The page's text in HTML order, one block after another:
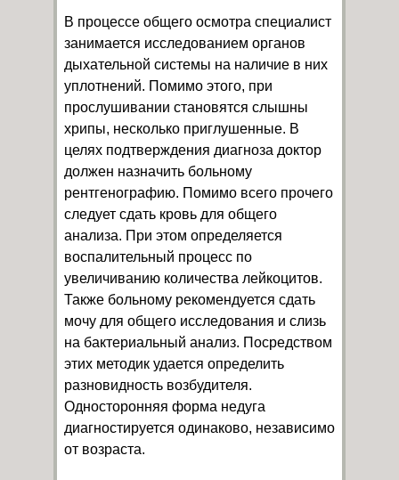
В процессе общего осмотра специалист
занимается исследованием органов
дыхательной системы на наличие в них
уплотнений. Помимо этого, при
прослушивании становятся слышны
хрипы, несколько приглушенные. В
целях подтверждения диагноза доктор
должен назначить больному
рентгенографию. Помимо всего прочего
следует сдать кровь для общего
анализа. При этом определяется
воспалительный процесс по
увеличиванию количества лейкоцитов.
Также больному рекомендуется сдать
мочу для общего исследования и слизь
на бактериальный анализ. Посредством
этих методик удается определить
разновидность возбудителя.
Односторонняя форма недуга
диагностируется одинаково, независимо
от возраста.